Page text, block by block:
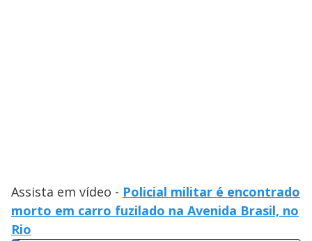
Assista em vídeo - Policial militar é encontrado
morto em carro fuzilado na Avenida Brasil, no
Rio